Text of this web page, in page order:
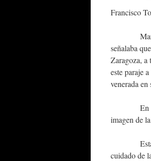
Francisco
Mariano
señalaba
Zaragoza, a
este paraje
venerada
En
imagen de
Esta
cuidado de